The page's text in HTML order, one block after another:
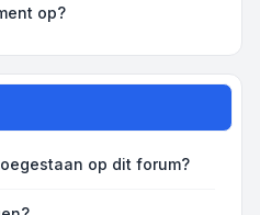
op?
op dit forum?